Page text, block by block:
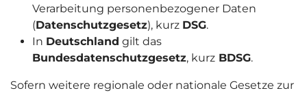
Verarbeitung personenbezogener Daten
(Datenschutzgesetz), kurz DSG.
In Deutschland gilt das
Bundesdatenschutzgesetz, kurz BDSG.
Sofern weitere regionale oder nationale Gesetze zur